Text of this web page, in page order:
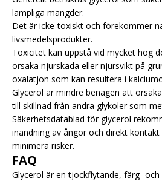
lämpliga mängder.
Det är icke-toxiskt och förekommer
livsmedelsprodukter.
Toxicitet kan uppstå vid mycket hög
orsaka njurskada eller njursvikt på
oxalatjon som kan resultera i
Glycerol är mindre benägen att
till skillnad från andra glykoler som
Säkerhetsdatablad för glycerol
inandning av ångor och direkt
minimera risker.
FAQ
Glycerol är en tjockflytande, färg-